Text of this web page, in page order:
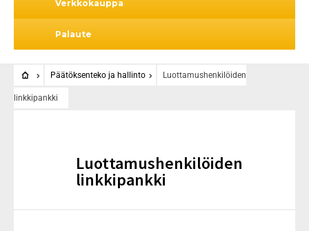
Verkkokauppa
Palaute
Päätöksenteko ja hallinto Luottamushenkilöiden
linkkipankki
Luottamushenkilöiden
linkkipankki